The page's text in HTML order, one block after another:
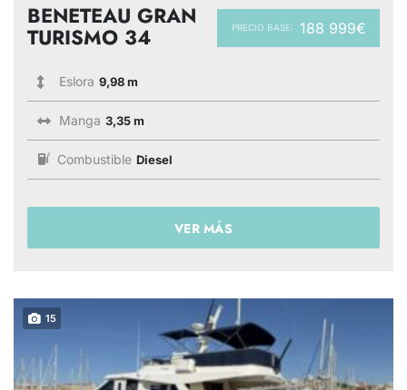
PRECIO BASE: 188 999€
BENETEAU GRAN
TURISMO 34
Eslora 9,98 m
Manga 3,35 m
Combustible Diesel
VER MÁS
15